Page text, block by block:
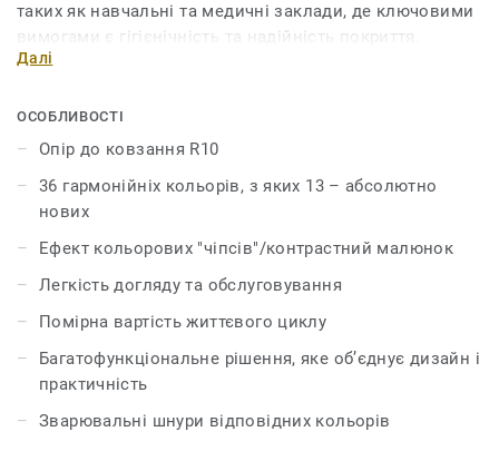
таких як навчальні та медичні заклади, де ключовими
вимогами є гігієнічність та надійність покриття.
Зміцнена поліуретаном поверхня PUR гарантує
колекції Primo Premium узгоджується з іншими
продуктами та аксесуарами групи Premium.
Далі
ОСОБЛИВОСТІ
Опір до ковзання R10
36 гармонійніх кольорів, з яких 13 – абсолютно
нових
Ефект кольорових "чіпсів"/контрастний малюнок
Легкість догляду та обслуговування
Помірна вартість життєвого циклу
Багатофункціональне рішення, яке об’єднує дизайн і
практичність
Зварювальні шнури відповідних кольорів